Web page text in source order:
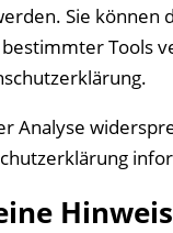
Sie können
Tools
Analyse